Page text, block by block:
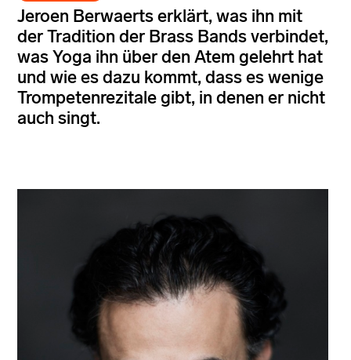
Jeroen Berwaerts erklärt, was ihn mit
der Tradition der Brass Bands verbindet,
was Yoga ihn über den Atem gelehrt hat
und wie es dazu kommt, dass es wenige
Trompetenrezitale gibt, in denen er nicht
auch singt.